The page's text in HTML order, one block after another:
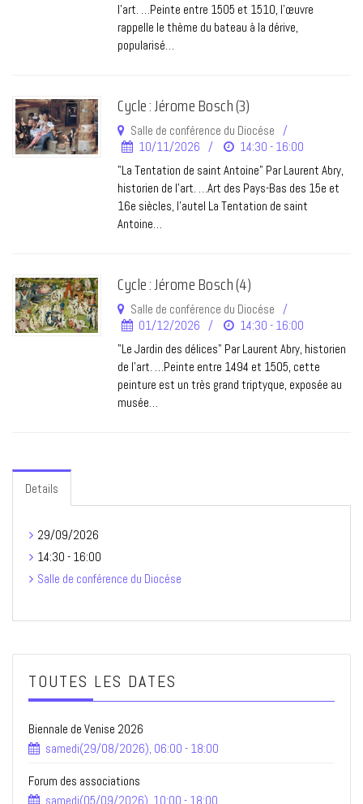
l’art. …Peinte entre 1505 et 1510, l’œuvre
rappelle le thème du bateau à la dérive,
popularisé…
Cycle : Jérome Bosch (3)
Salle de conférence du Diocése
10/11/2026
14:30 - 16:00
"La Tentation de saint Antoine" Par Laurent Abry,
historien de l’art. …Art des Pays-Bas des 15e et
16e siècles, l’autel La Tentation de saint
Antoine…
Cycle : Jérome Bosch (4)
Salle de conférence du Diocése
01/12/2026
14:30 - 16:00
"Le Jardin des délices" Par Laurent Abry, historien
de l’art. …Peinte entre 1494 et 1505, cette
peinture est un très grand triptyque, exposée au
musée…
Details
29/09/2026
14:30 - 16:00
Salle de conférence du Diocése
TOUTES LES DATES
Biennale de Venise 2026
samedi(29/08/2026), 06:00 - 18:00
Forum des associations
samedi(05/09/2026), 10:00 - 18:00